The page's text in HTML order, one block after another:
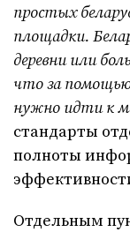
простых
площадки.
деревни или
что за помощью
нужно идти к
стандарты
полноты
Отдельным